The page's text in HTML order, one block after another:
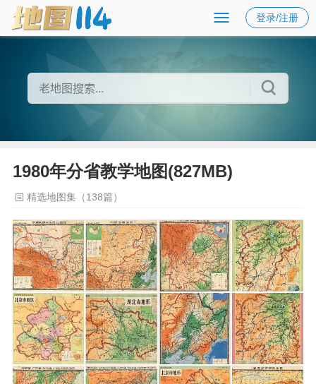
登录/注册
1980年分省教学地图(827MB)
精选地图集（138篇）